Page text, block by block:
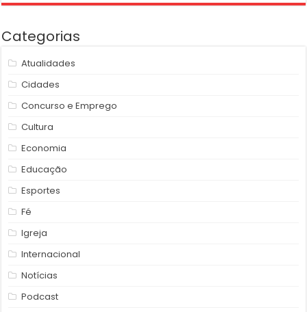
Categorias
Atualidades
Cidades
Concurso e Emprego
Cultura
Economia
Educação
Esportes
Fé
Igreja
Internacional
Notícias
Podcast